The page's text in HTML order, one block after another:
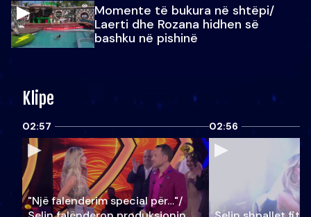
Momente të bukura në shtëpi/
Laerti dhe Rozana hidhen së
bashku në pishinë
Klipe
02:57
"Një falenderim special për…"/
02:56